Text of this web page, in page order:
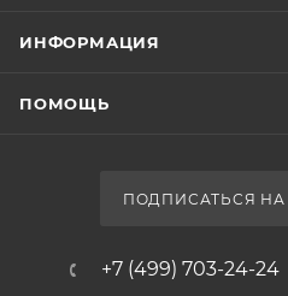
ИНФОРМАЦИЯ
ПОМОЩЬ
ПОДПИСАТЬСЯ
+7 (499) 703-24-24